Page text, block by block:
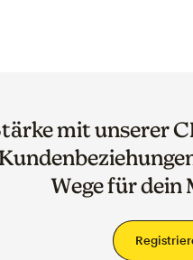
mit unserer
Wege für dein